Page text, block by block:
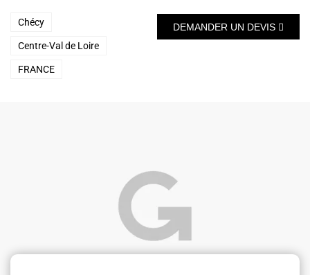
DEMANDER UN DEVIS
Chécy
Centre-Val de Loire
FRANCE